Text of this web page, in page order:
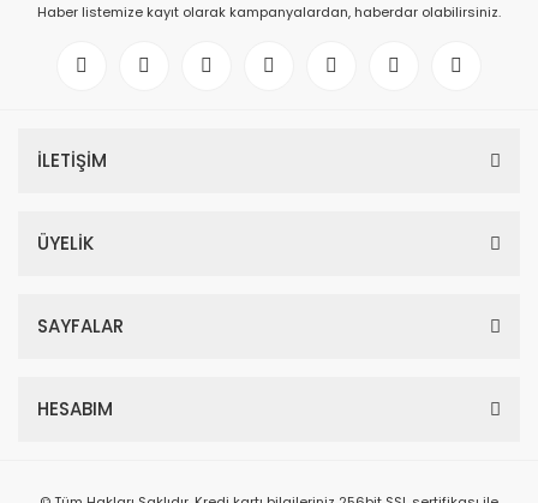
Haber listemize kayıt olarak kampanyalardan, haberdar olabilirsiniz.
İLETİŞİM
ÜYELİK
SAYFALAR
HESABIM